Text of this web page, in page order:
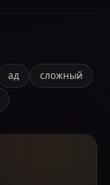
ад
сложный